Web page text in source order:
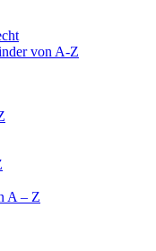
von A-Z
A – Z